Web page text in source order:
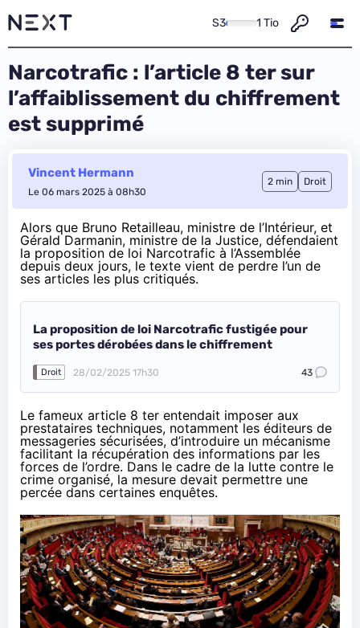
S3 1 Tio
Narcotrafic : l’article 8 ter sur
l’affaiblissement du chiffrement
est supprimé
Vincent Hermann
Le 06 mars 2025 à 08h30
2 min Droit
Alors que Bruno Retailleau, ministre de l’Intérieur, et
Gérald Darmanin, ministre de la Justice, défendaient
la proposition de loi Narcotrafic à l’Assemblée
depuis deux jours, le texte vient de perdre l’un de
ses articles les plus critiqués.
La proposition de loi Narcotrafic fustigée pour
ses portes dérobées dans le chiffrement
Droit 28/02/2025 17h30 43
Le fameux article 8 ter entendait imposer aux
prestataires techniques, notamment les éditeurs de
messageries sécurisées, d’introduire un mécanisme
facilitant la récupération des informations par les
forces de l’ordre. Dans le cadre de la lutte contre le
crime organisé, la mesure devait permettre une
percée dans certaines enquêtes.